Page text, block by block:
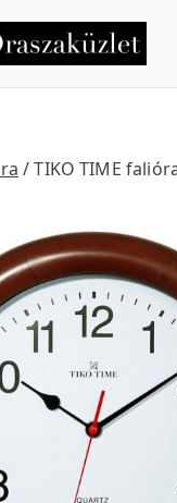
/ TIKO TIME